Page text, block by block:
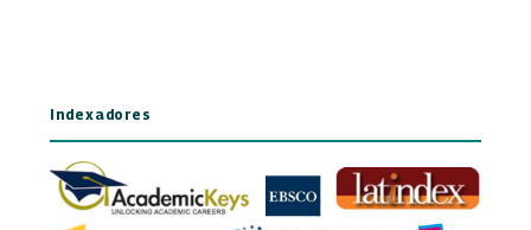
Indexadores